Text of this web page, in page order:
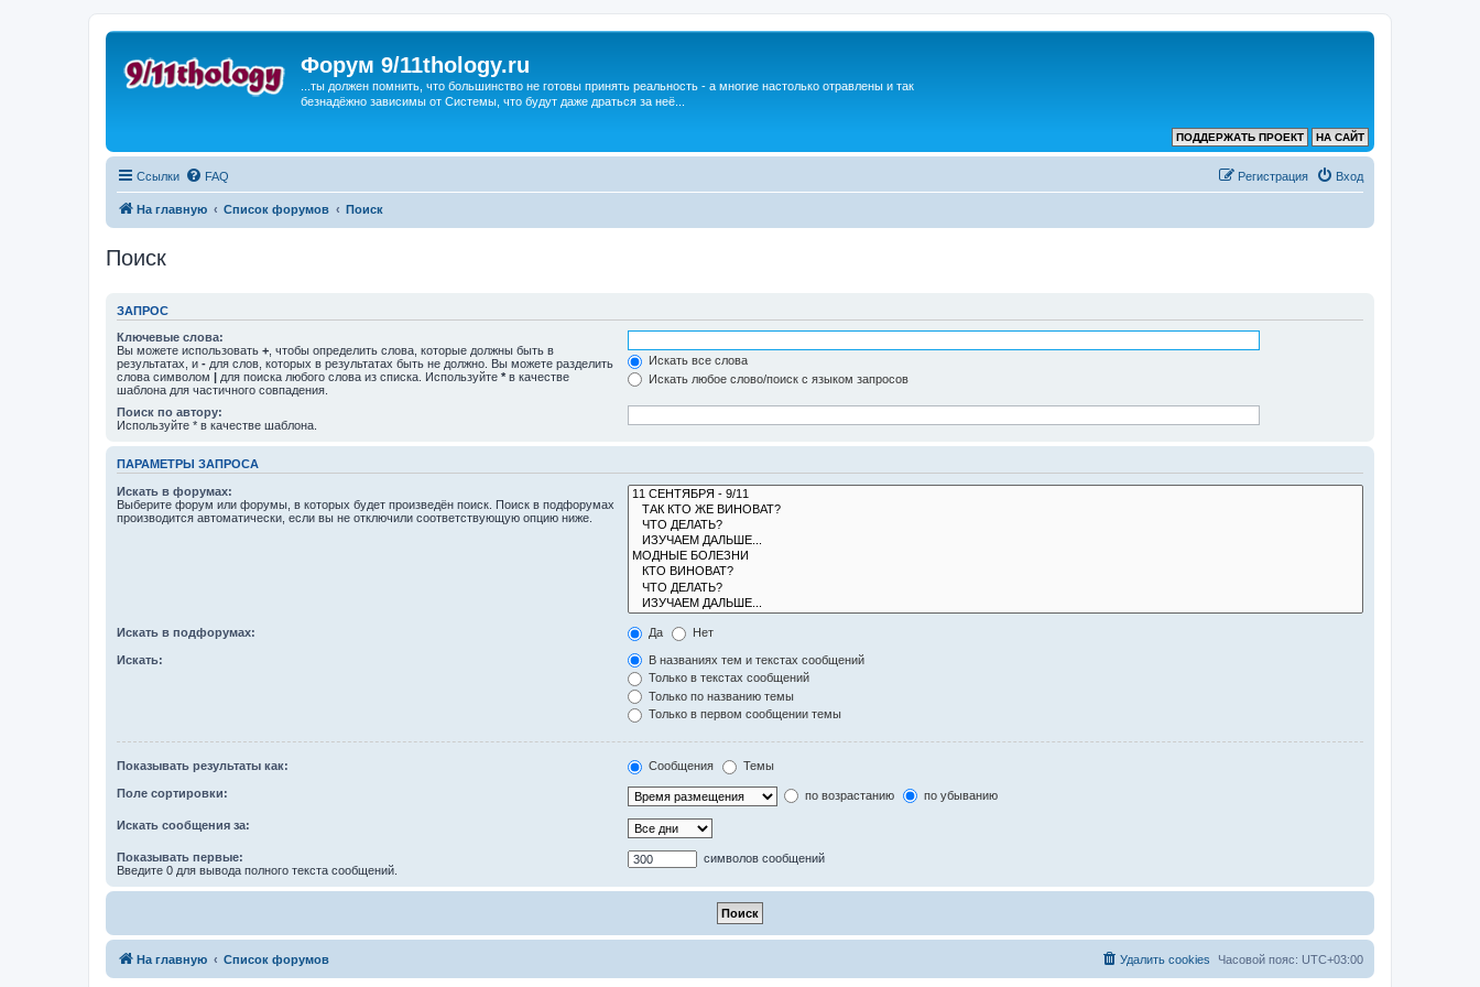
Форум 9/11thology.ru
...ты должен помнить, что большинство не готовы принять реальность - а многие настолько отравлены и так
безнадёжно зависимы от Системы, что будут даже драться за неё...
НА САЙТ
ПОДДЕРЖАТЬ ПРОЕКТ
Ссылки FAQ Вход
Регистрация
На главную Список форумов Поиск
Поиск
ЗАПРОС
Ключевые слова:
Вы можете использовать + , чтобы определить слова, которые должны быть в
результатах, и - для слов, которых в результатах быть не должно. Вы можете разделить
слова символом | для поиска любого слова из списка. Используйте * в качестве
шаблона для частичного совпадения.
Искать все слова
Искать любое слово/поиск с языком запросов
Поиск по автору:
Используйте * в качестве шаблона.
ПАРАМЕТРЫ ЗАПРОСА
Искать в форумах:
Выберите форум или форумы, в которых будет произведён поиск. Поиск в подфорумах
производится автоматически, если вы не отключили соответствующую опцию ниже.
Искать в подфорумах: Да Нет
Искать:
В названиях тем и текстах сообщений
Только в текстах сообщений
Только по названию темы
Только в первом сообщении темы
Показывать результаты как: Сообщения Темы
Поле сортировки: по возрастанию по убыванию
Искать сообщения за:
Показывать первые:
Введите 0 для вывода полного текста сообщений.
символов сообщений
На главную Список форумов Часовой пояс: UTC+03:00
Удалить cookies